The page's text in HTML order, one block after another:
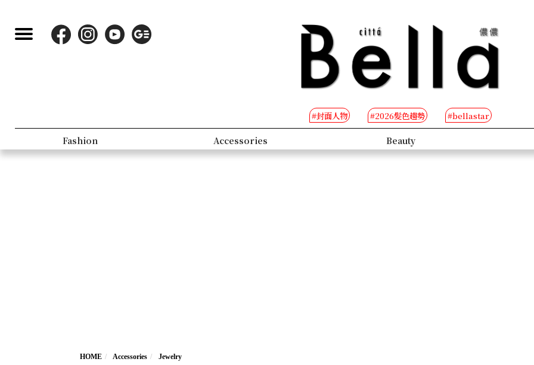
#封面人物 #2026髮色趨勢 #bellastar
Fashion Accessories Beauty
HOME Accessories Jewelry